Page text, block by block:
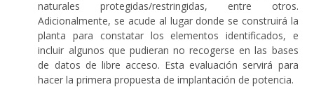
naturales protegidas/restringidas, entre otros.
Adicionalmente, se acude al lugar donde se construirá la
planta para constatar los elementos identificados, e
incluir algunos que pudieran no recogerse en las bases
de datos de libre acceso. Esta evaluación servirá para
hacer la primera propuesta de implantación de potencia.